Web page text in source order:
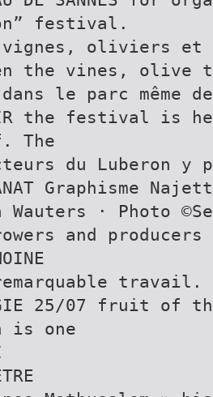
festival.
vignes, oliviers et
the vines, olive
le parc même
the festival is
The
du Luberon
Graphisme
Wauters · Photo
and
travail.
25/07 fruit of
is one